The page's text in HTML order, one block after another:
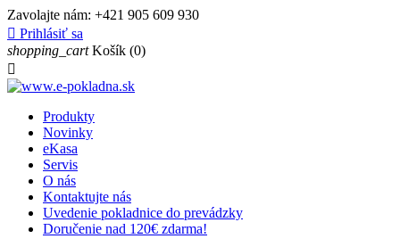
Zavolajte nám: +421 905 609 930
 Prihlásiť sa
shopping_cart Košík (0)

Produkty
Novinky
eKasa
Servis
O nás
Kontaktujte nás
Uvedenie pokladnice do prevádzky
Doručenie nad 120€ zdarma!